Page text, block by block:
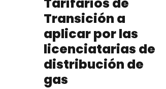
Transición a
aplicar por las
licenciatarias de
distribución de
gas